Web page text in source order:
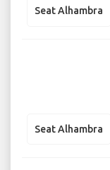
Seat Alhambra
Seat Alhambra